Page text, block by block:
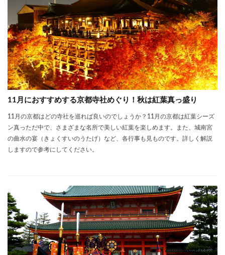
11月におすすめする京都寺社めぐり！秋は紅葉真っ盛り
11月の京都はどの寺社を巡れば良いのでしょうか？11月の京都は紅葉シーズ
ン真っただ中で、さまざまな名所で美しい紅葉を楽しめます。また、城南宮
の曲水の宴（きょくすいのうたげ）など、各行事も見ものです。詳しく解説
しますので参考にしてください。